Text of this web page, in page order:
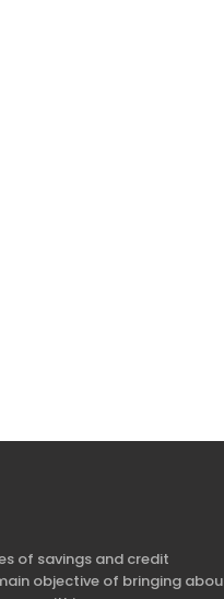
of savings and credit
objective of bringing